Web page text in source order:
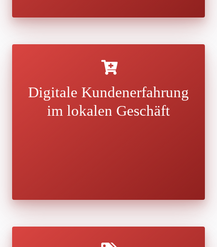
Digitale Kundenerfahrung
im lokalen Geschäft